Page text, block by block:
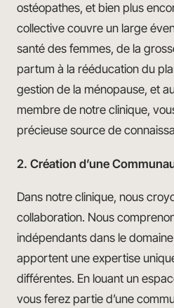
ostéopathes, et bien plus
collective couvre un large
santé des femmes, de la
partum à la rééducation du
gestion de la ménopause, et
membre de notre clinique,
précieuse source de
2. Création d’une
Dans notre clinique, nous
collaboration. Nous
indépendants dans le
apportent une expertise
différentes. En louant un
vous ferez partie d’une